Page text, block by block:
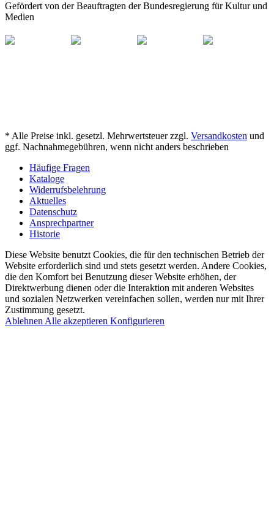
Gefördert von der Beauftragten der Bundesregierung für Kultur und
Medien
* Alle Preise inkl. gesetzl. Mehrwertsteuer zzgl. Versandkosten und
ggf. Nachnahmegebühren, wenn nicht anders beschrieben
Häufige Fragen
Kataloge
Widerrufsbelehrung
Aktuelles
Datenschutz
Ansprechpartner
Historie
Diese Website benutzt Cookies, die für den technischen Betrieb der
Website erforderlich sind und stets gesetzt werden. Andere Cookies,
die den Komfort bei Benutzung dieser Website erhöhen, der
Direktwerbung dienen oder die Interaktion mit anderen Websites
und sozialen Netzwerken vereinfachen sollen, werden nur mit Ihrer
Zustimmung gesetzt.
Ablehnen Alle akzeptieren Konfigurieren